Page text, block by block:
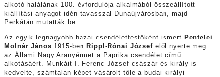
alkotó halálának 100. évfordulója alkalmából összeállított
kiállítási anyagot idén tavasszal Dunaújvárosban, majd
Perkátán mutatták be.
Az egyik legnagyobb hazai csendéletfestőként ismert Pentelei
Molnár János 1915-ben Rippl-Rónai Józsefelől nyerte meg
az Állami Nagy Aranyérmet a Paprika csendélet című
alkotásáért. Munkáit I. Ferenc József császár és király is
kedvelte, számtalan képet vásárolt tőle a budai királyi